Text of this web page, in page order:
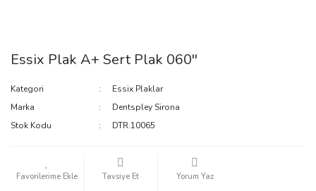
Essix Plak A+ Sert Plak 060''
Kategori
Essix Plaklar
Marka
Dentspley Sirona
Stok Kodu
DTR.10065
Tavsiye Et Yorum Yaz